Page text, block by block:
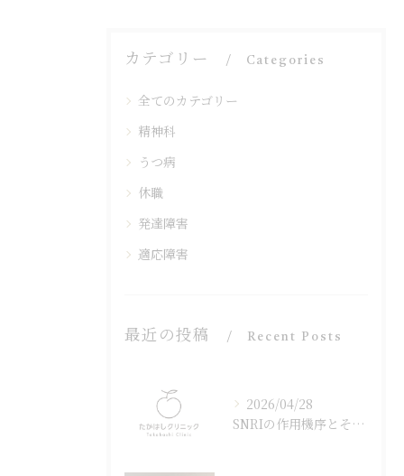
カテゴリー Categories
全てのカテゴリー
精神科
うつ病
休職
発達障害
適応障害
最近の投稿 Recent Posts
2026/04/28
SNRIの作用機序とその効果